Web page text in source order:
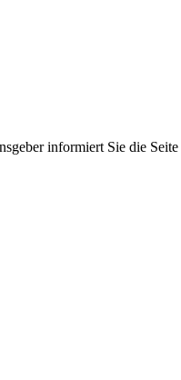
informiert Sie die Seite